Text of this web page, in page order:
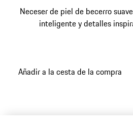
Neceser de piel de becerro
inteligente y detalles
Añadir a la cesta de la compra